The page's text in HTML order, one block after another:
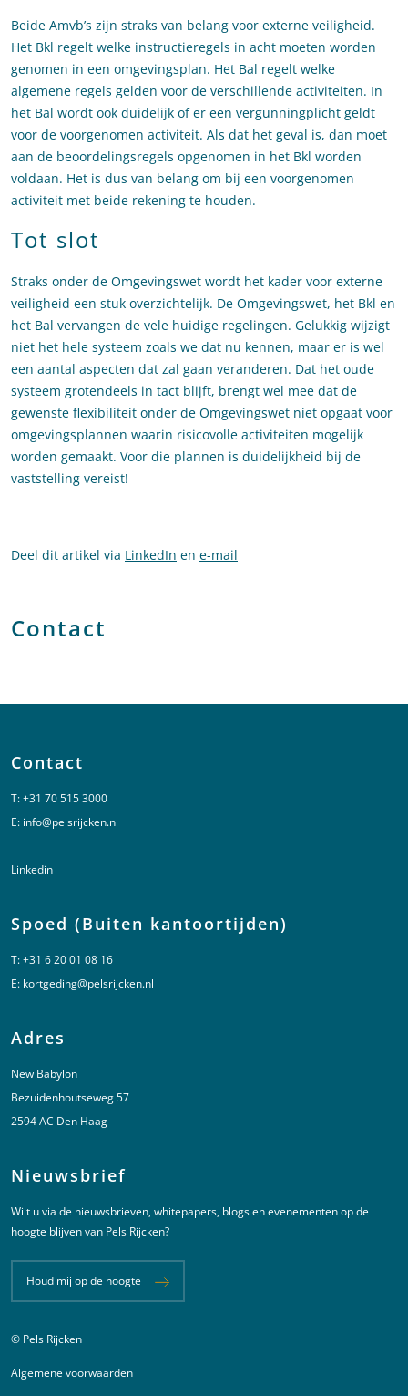
Beide Amvb’s zijn straks van belang voor externe veiligheid.
Het Bkl regelt welke instructieregels in acht moeten worden
genomen in een omgevingsplan. Het Bal regelt welke
algemene regels gelden voor de verschillende activiteiten. In
het Bal wordt ook duidelijk of er een vergunningplicht geldt
voor de voorgenomen activiteit. Als dat het geval is, dan moet
aan de beoordelingsregels opgenomen in het Bkl worden
voldaan. Het is dus van belang om bij een voorgenomen
activiteit met beide rekening te houden.
Tot slot
Straks onder de Omgevingswet wordt het kader voor externe
veiligheid een stuk overzichtelijk. De Omgevingswet, het Bkl en
het Bal vervangen de vele huidige regelingen. Gelukkig wijzigt
niet het hele systeem zoals we dat nu kennen, maar er is wel
een aantal aspecten dat zal gaan veranderen. Dat het oude
systeem grotendeels in tact blijft, brengt wel mee dat de
gewenste flexibiliteit onder de Omgevingswet niet opgaat voor
omgevingsplannen waarin risicovolle activiteiten mogelijk
worden gemaakt. Voor die plannen is duidelijkheid bij de
vaststelling vereist!
Deel dit artikel via LinkedIn en e-mail
Contact
Contact
T:+31 70 515 3000
E: info@pelsrijcken.nl
Linkedin
Spoed (Buiten kantoortijden)
T:+31 6 20 01 08 16
E: kortgeding@pelsrijcken.nl
Adres
New Babylon
Bezuidenhoutseweg 57
2594 AC Den Haag
Nieuwsbrief
Wilt u via de nieuwsbrieven, whitepapers, blogs en evenementen op de
hoogte blijven van Pels Rijcken?
Houd mij op de hoogte
Juridische informatie
© Pels Rijcken
Algemene voorwaarden